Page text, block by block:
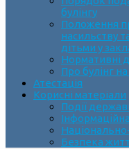
булінгу
Положення
насильству
дітьми у
Нормативні
Про булінг
Атестація
Корисні матеріали
Події
Безпека